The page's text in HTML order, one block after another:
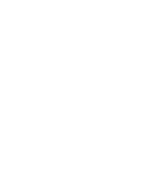
Bedürfnisse ab, wie
Haushalt ausziehen (18